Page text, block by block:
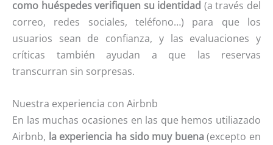
como huéspedes verifiquen su identidad (a través del
correo, redes sociales, teléfono…) para que los
usuarios sean de confianza, y las evaluaciones y
críticas también ayudan a que las reservas
transcurran sin sorpresas.
Nuestra experiencia con Airbnb
En las muchas ocasiones en las que hemos utiliazado
Airbnb, la experiencia ha sido muy buena(excepto en